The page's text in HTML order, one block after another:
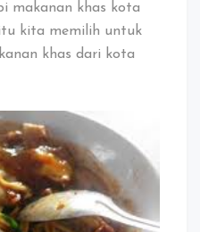
makanan khas kota
kita memilih untuk
khas dari kota